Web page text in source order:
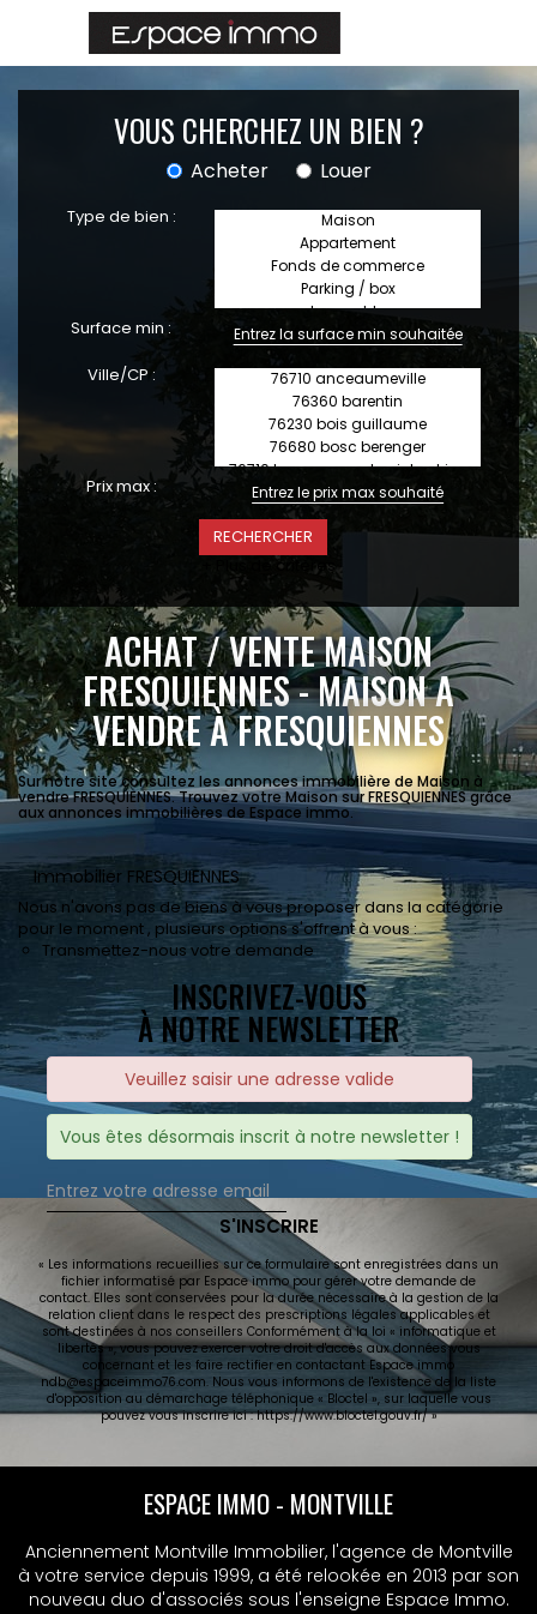
VOUS CHERCHEZ UN BIEN ?
Acheter Louer
Type de bien :
Surface min :
Ville/CP :
Prix max :
+ Plus de critères
ACHAT / VENTE MAISON
FRESQUIENNES - MAISON A
VENDRE À FRESQUIENNES
Sur notre site consultez les annonces immobilière de Maison à
vendre FRESQUIENNES. Trouvez votre Maison sur FRESQUIENNES grâce
aux annonces immobilières de Espace immo.
Immobilier FRESQUIENNES
Nous n'avons pas de biens à vous proposer dans la catégorie
pour le moment , plusieurs options s'offrent à vous :
Transmettez-nous votre demande
INSCRIVEZ-VOUS
À NOTRE NEWSLETTER
Veuillez saisir une adresse valide
Vous êtes désormais inscrit à notre newsletter !
S'INSCRIRE
« Les informations recueillies sur ce formulaire sont enregistrées dans un
fichier informatisé par Espace immo pour gérer votre demande de
contact. Elles sont conservées pour la durée nécessaire à la gestion de la
relation client dans le respect des prescriptions légales applicables et
sont destinées à nos conseillers Conformément à la loi « informatique et
libertés », vous pouvez exercer votre droit d'accès aux données vous
concernant et les faire rectifier en contactant Espace immo
ndb@espaceimmo76.com. Nous vous informons de l'existence de la liste
d'opposition au démarchage téléphonique « Bloctel », sur laquelle vous
pouvez vous inscrire ici :https://www.bloctel.gouv.fr/»
ESPACE IMMO - MONTVILLE
Anciennement Montville Immobilier, l'agence de Montville
à votre service depuis 1999, a été relookée en 2013 par son
nouveau duo d'associés sous l'enseigne Espace Immo.